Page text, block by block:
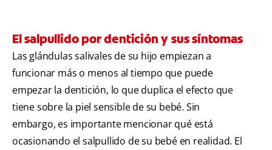
El salpullido por dentición y sus síntomas
Las glándulas salivales de su hijo empiezan a
funcionar más o menos al tiempo que puede
empezar la dentición, lo que duplica el efecto que
tiene sobre la piel sensible de su bebé. Sin
embargo, es importante mencionar qué está
ocasionando el salpullido de su bebé en realidad. El